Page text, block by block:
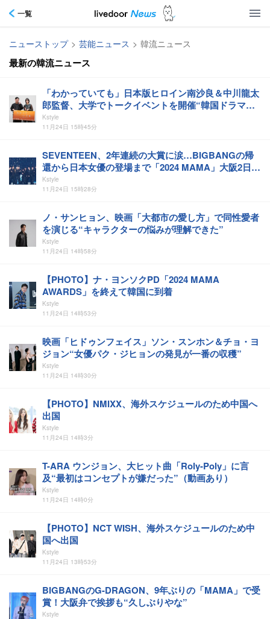
一覧
ニューストップ > 芸能ニュース > 韓流ニュース
最新の韓流ニュース
「わかっていても」日本版ヒロイン南沙良＆中川龍太
郎監督、大学でトークイベントを開催“韓国ドラマと
は違った良さがある”
Kstyle
11月24日 15時45分
SEVENTEEN、2年連続の大賞に涙…BIGBANGの帰
還から日本女優の登場まで「2024 MAMA」大阪2日目
も華やかに開催（総合）
Kstyle
11月24日 15時28分
ノ・サンヒョン、映画「大都市の愛し方」で同性愛者
を演じる“キャラクターの悩みが理解できた”
Kstyle
11月24日 14時58分
【PHOTO】ナ・ヨンソクPD「2024 MAMA
AWARDS」を終えて韓国に到着
Kstyle
11月24日 14時53分
映画「ヒドゥンフェイス」ソン・スンホン＆チョ・ヨ
ジョン“女優パク・ジヒョンの発見が一番の収穫”
Kstyle
11月24日 14時30分
【PHOTO】NMIXX、海外スケジュールのため中国へ
出国
Kstyle
11月24日 14時3分
T-ARA ウンジョン、大ヒット曲「Roly-Poly」に言
及“最初はコンセプトが嫌だった”（動画あり）
Kstyle
11月24日 14時0分
【PHOTO】NCT WISH、海外スケジュールのため中
国へ出国
Kstyle
11月24日 13時53分
BIGBANGのG-DRAGON、9年ぶりの「MAMA」で受
賞！大阪弁で挨拶も“久しぶりやな”
Kstyle